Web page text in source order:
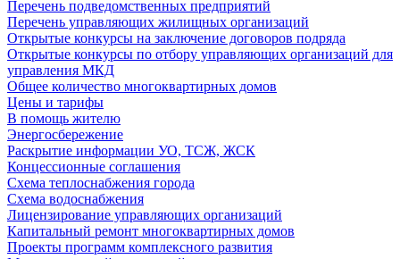
Перечень подведомственных предприятий
Перечень управляющих жилищных организаций
Открытые конкурсы на заключение договоров подряда
Открытые конкурсы по отбору управляющих организаций для
управления МКД
Общее количество многоквартирных домов
Цены и тарифы
В помощь жителю
Энергосбережение
Раскрытие информации УО, ТСЖ, ЖСК
Концессионные соглашения
Схема теплоснабжения города
Схема водоснабжения
Лицензирование управляющих организаций
Капитальный ремонт многоквартирных домов
Проекты программ комплексного развития